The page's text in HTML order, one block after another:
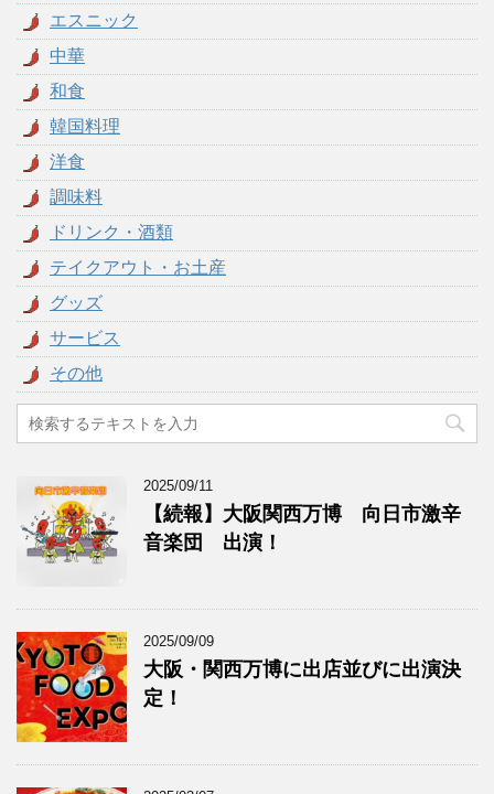
エスニック
中華
和食
韓国料理
洋食
調味料
ドリンク・酒類
テイクアウト・お土産
グッズ
サービス
その他
2025/09/11
【続報】大阪関西万博 向日市激辛
音楽団 出演！
2025/09/09
大阪・関西万博に出店並びに出演決
定！